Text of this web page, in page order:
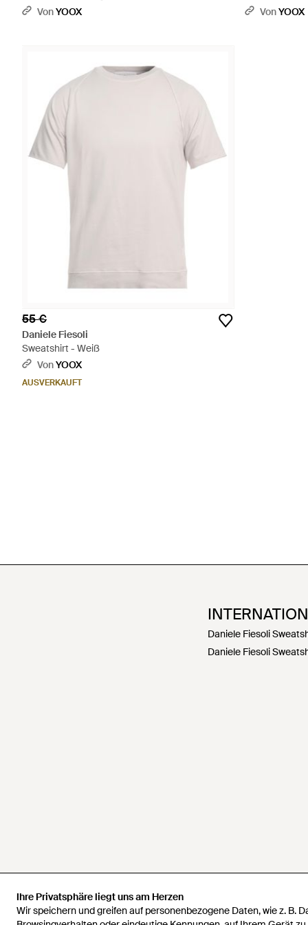
Ihre Privatsphäre liegt uns am Herzen
Wir speichern und greifen auf personenbezogene Daten, wie z. B.
Ihre Privatsphäre liegt uns am Herzen
Wir speichern und greifen auf personenbezogene Daten, wie z. B.
VonYOOX
VonYOOX
55 €
Daniele Fiesoli
Sweatshirt - Weiß
VonYOOX
AUSVERKAUFT
Daniele Fiesoli
Daniele Fiesoli